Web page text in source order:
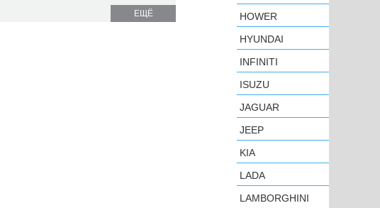
ЕЩЁ
HOWER
HYUNDAI
INFINITI
ISUZU
JAGUAR
JEEP
KIA
LADA
LAMBORGHINI